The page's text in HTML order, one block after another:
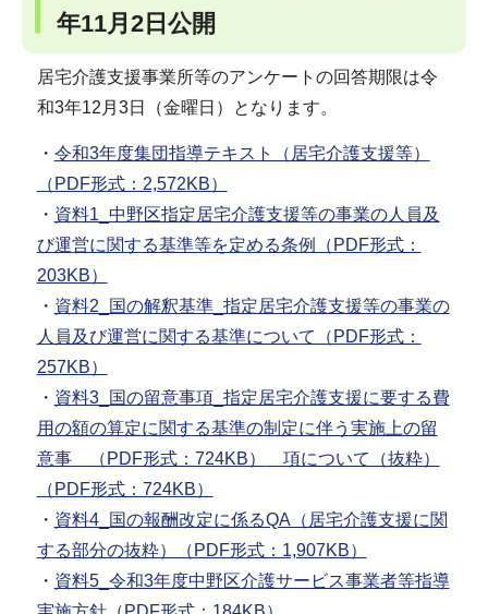
年11月2日公開
居宅介護支援事業所等のアンケートの回答期限は令
和3年12月3日（金曜日）となります。
・ 令和3年度集団指導テキスト（居宅介護支援等）
（PDF形式：2,572KB）
・ 資料1_中野区指定居宅介護支援等の事業の人員及
び運営に関する基準等を定める条例（PDF形式：
203KB）
・ 資料2_国の解釈基準_指定居宅介護支援等の事業の
人員及び運営に関する基準について（PDF形式：
257KB）
・ 資料3_国の留意事項_指定居宅介護支援に要する費
用の額の算定に関する基準の制定に伴う実施上の留
意事 （PDF形式：724KB）
項について（抜粋）
（PDF形式：724KB）
・ 資料4_国の報酬改定に係るQA（居宅介護支援に関
する部分の抜粋）（PDF形式：1,907KB）
・ 資料5_令和3年度中野区介護サービス事業者等指導